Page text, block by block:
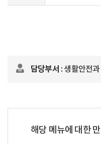
담당부서 : 생활안전
해당 메뉴에 대한